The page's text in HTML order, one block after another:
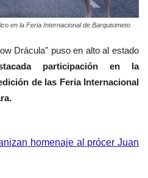
en la Feria Internacional de Barquisimeto
Drácula" puso en alto al estado
participación en la
de las Feria Internacional
homenaje al prócer Juan